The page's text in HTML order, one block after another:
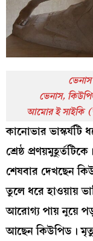
ভেনাস,
আমোর ই সাইকি
কানোভার
শ্রেষ্ঠ
শেষবার দেখছেন
তুলে ধরে হাওয়ায়
আরোগ্য পায় নুয়ে
আছেন কিউপিড।